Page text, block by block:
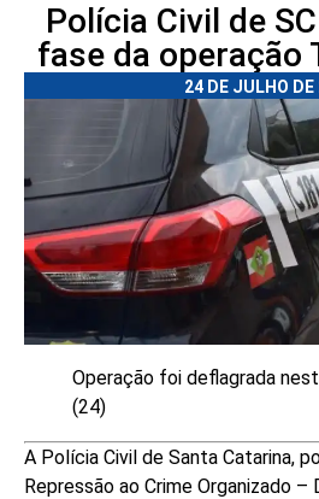
Polícia Civil de
fase da operação
24 DE JULHO DE
Operação foi deflagrada
(24)
A Polícia Civil de Santa Catarina,
Repressão ao Crime Organizado –